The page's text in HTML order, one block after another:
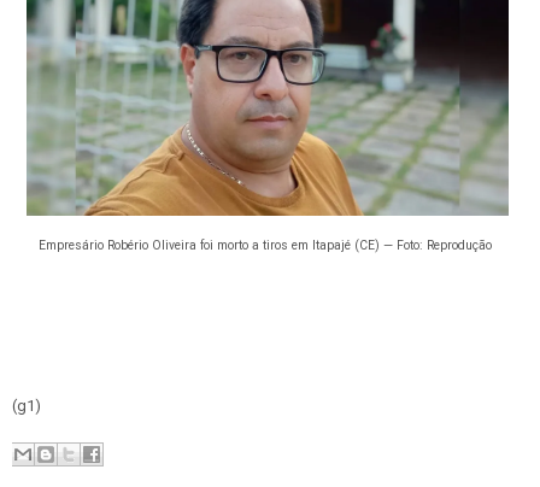
Empresário Robério Oliveira foi morto a tiros em Itapajé (CE) — Foto: Reprodução
(g1)